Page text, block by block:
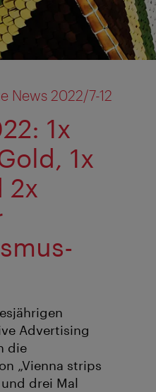
News 2022/7-12
1x
1x
2x
Advertising
die
„Vienna strips
drei Mal